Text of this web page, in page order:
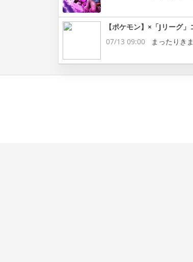
【ポケモン】×「Jリーグ
07/13 09:00
まったりき